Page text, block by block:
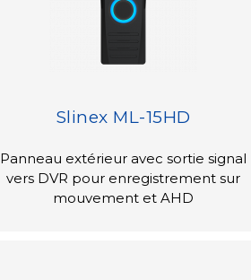
Slinex ML-15HD
Panneau extérieur avec sortie signal
vers DVR pour enregistrement sur
mouvement et AHD